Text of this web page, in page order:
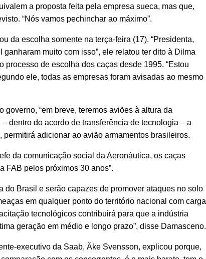
a proposta feita pela empresa sueca, mas que,
“Nós vamos pechinchar ao máximo”.
da escolha somente na terça-feira (17). “Presidenta,
muito com isso”, ele relatou ter dito à Dilma
de escolha dos caças desde 1995. “Estou
ele, todas as empresas foram avisadas ao mesmo
“em breve, teremos aviões à altura da
dentro do acordo de transferência de tecnologia – a
adicionar ao avião armamentos brasileiros.
da comunicação social da Aeronáutica, os caças
FAB pelos próximos 30 anos”.
Brasil e serão capazes de promover ataques no solo
em qualquer ponto do território nacional com carga
tecnológicos contribuirá para que a indústria
geração em médio e longo prazo”, disse Damasceno.
executivo da Saab, Äke Svensson, explicou porque,